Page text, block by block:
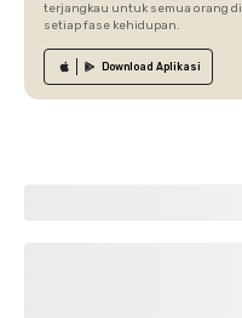
terjangkau untuk semua orang di
setiap fase kehidupan.
Download Aplikasi